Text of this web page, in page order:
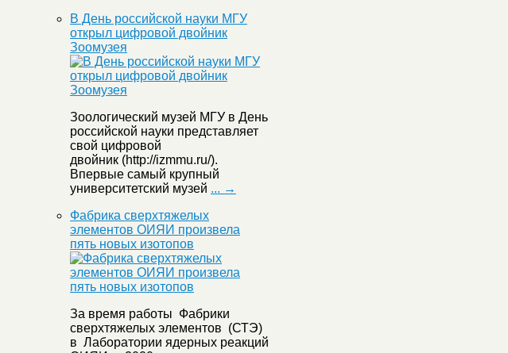
В День российской науки МГУ
открыл цифровой двойник
Зоомузея
Зоологический музей МГУ в День
российской науки представляет
свой цифровой
двойник (http://izmmu.ru/).
Впервые самый крупный
университетский музей ... →
Фабрика сверхтяжелых
элементов ОИЯИ произвела
пять новых изотопов
За время работы Фабрики
сверхтяжелых элементов (СТЭ)
в Лаборатории ядерных реакций